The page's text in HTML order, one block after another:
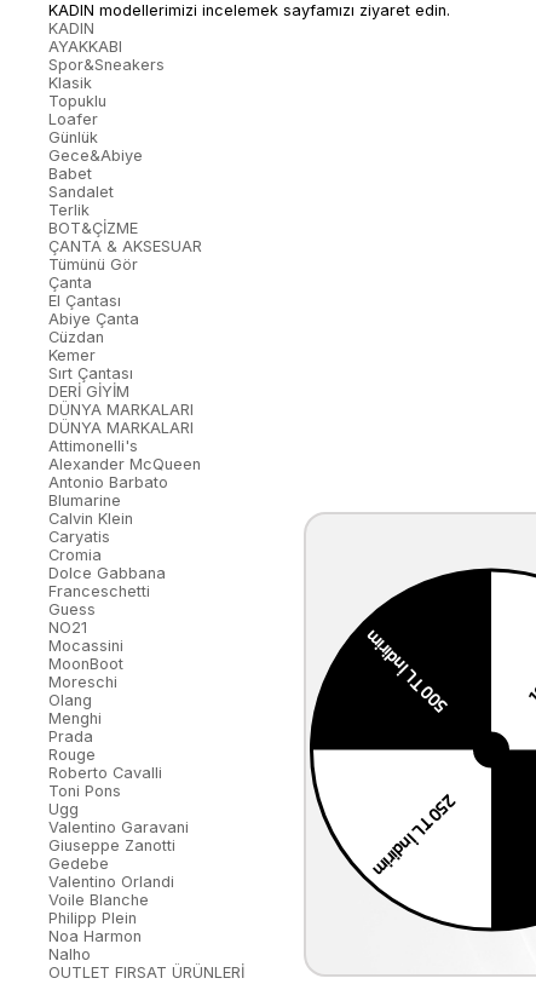
KADIN modellerimizi incelemek sayfamızı ziyaret edin.
KADIN
AYAKKABI
Spor&Sneakers
Klasik
Topuklu
Loafer
Günlük
Gece&Abiye
Babet
Sandalet
Terlik
BOT&ÇİZME
ÇANTA & AKSESUAR
Tümünü Gör
Çanta
El Çantası
Abiye Çanta
Cüzdan
Kemer
Sırt Çantası
DERİ GİYİM
DÜNYA MARKALARI
DÜNYA MARKALARI
Attimonelli's
Alexander McQueen
Antonio Barbato
Blumarine
Calvin Klein
Caryatis
Cromia
Dolce Gabbana
Franceschetti
Guess
NO21
Mocassini
MoonBoot
Moreschi
Olang
Menghi
Prada
Rouge
Roberto Cavalli
Toni Pons
Ugg
Valentino Garavani
Giuseppe Zanotti
Gedebe
Valentino Orlandi
Voile Blanche
Philipp Plein
Noa Harmon
Nalho
OUTLET FIRSAT ÜRÜNLERİ